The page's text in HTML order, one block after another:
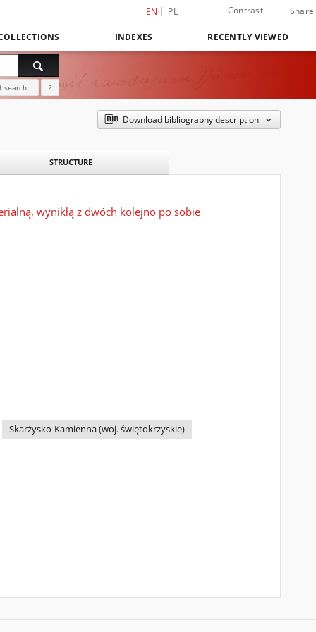
EN PL Contrast Share
INDEXES RECENTLY VIEWED
search ?
Download bibliography description
STRUCTURE
wynikłą z dwóch kolejno po sobie
Skarżysko-Kamienna (woj. świętokrzyskie)